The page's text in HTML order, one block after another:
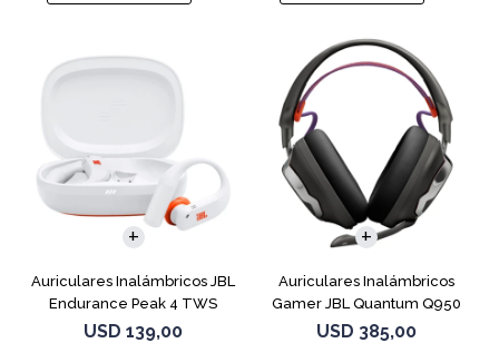
Auriculares Inalámbricos JBL
Endurance Peak 4 TWS
Blanco
USD 139,00
Auriculares Inalámbricos
Gamer JBL Quantum Q950
Negro
USD 385,00